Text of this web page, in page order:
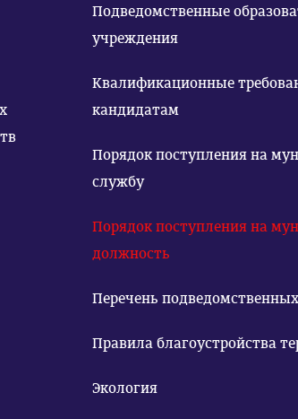
Подведомственные
учреждения
Квалификационные
кандидатам
Порядок поступления на
службу
Порядок поступления на
должность
Перечень
Правила благоустройства
Экология